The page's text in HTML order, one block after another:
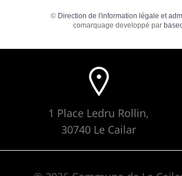
© Direction de l'information légale et
comarquage developpé par
1 Place Ledru Rollin,
30740 Le Cailar